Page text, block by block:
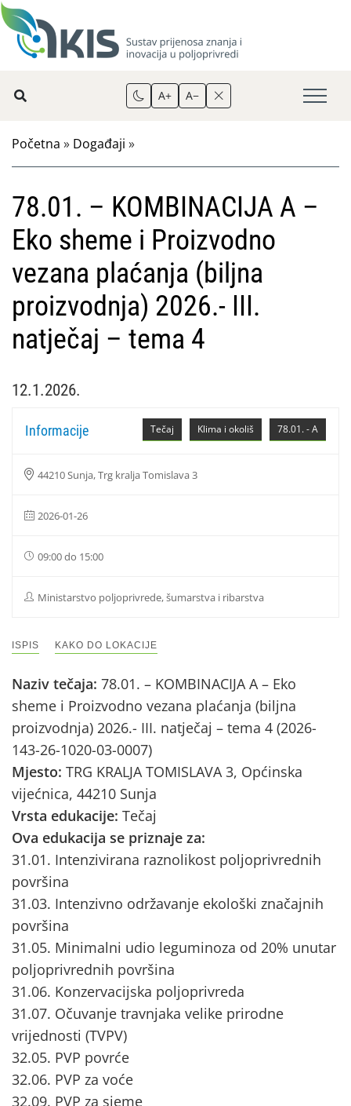
A+ A−
Početna » Događaji »
78.01. – KOMBINACIJA A –
Eko sheme i Proizvodno
vezana plaćanja (biljna
proizvodnja) 2026.- III.
natječaj – tema 4
12.1.2026.
78.01. - A
Klima i okoliš
Tečaj
Informacije
44210 Sunja, Trg kralja Tomislava 3
2026-01-26
09:00 do 15:00
Ministarstvo poljoprivrede, šumarstva i ribarstva
ISPIS KAKO DO LOKACIJE
Naziv tečaja: 78.01. – KOMBINACIJA A – Eko
sheme i Proizvodno vezana plaćanja (biljna
proizvodnja) 2026.- III. natječaj – tema 4 (2026-
143-26-1020-03-0007)
Mjesto: TRG KRALJA TOMISLAVA 3, Općinska
vijećnica, 44210 Sunja
Vrsta edukacije: Tečaj
Ova edukacija se priznaje za:
31.01. Intenzivirana raznolikost poljoprivrednih
površina
31.03. Intenzivno održavanje ekološki značajnih
površina
31.05. Minimalni udio leguminoza od 20% unutar
poljoprivrednih površina
31.06. Konzervacijska poljoprivreda
31.07. Očuvanje travnjaka velike prirodne
vrijednosti (TVPV)
32.05. PVP povrće
32.06. PVP za voće
32.09. PVP za sjeme